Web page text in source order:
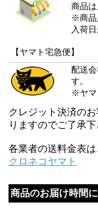
商品は
※商品
入荷
【ヤマト宅急便】
配送
す。
※ヤマ
クレジット決済の
りますのでご了承下
各業者の送料金表は
クロネコヤマト
商品のお届け時間